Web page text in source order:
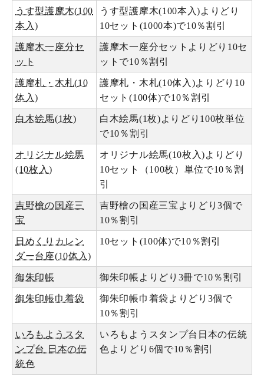
うす型護摩木(100
本入)
うす型護摩木(100本入)よりどり
10セット(1000本)で10％割引
護摩木一座分セ
ット
護摩木一座分セットよりどり10セ
ットで10％割引
護摩札・木札(10
体入)
護摩札・木札(10体入)よりどり10
セット(100体)で10％割引
白木絵馬(1枚)
白木絵馬(1枚)よりどり100枚単位
で10％割引
オリジナル絵馬
(10枚入)
オリジナル絵馬(10枚入)よりどり
10セット（100枚）単位で10％割
引
吉野檜の国産三
宝
吉野檜の国産三宝よりどり3個で
10％割引
日めくりカレン
ダー台座(10体入)
10セット(100体)で10％割引
御朱印帳 御朱印帳よりどり3冊で10％割引
御朱印帳巾着袋
御朱印帳巾着袋よりどり3個で
10％割引
いろもようスタ
ンプ台 日本の伝
統色
いろもようスタンプ台日本の伝統
色よりどり6個で10％割引